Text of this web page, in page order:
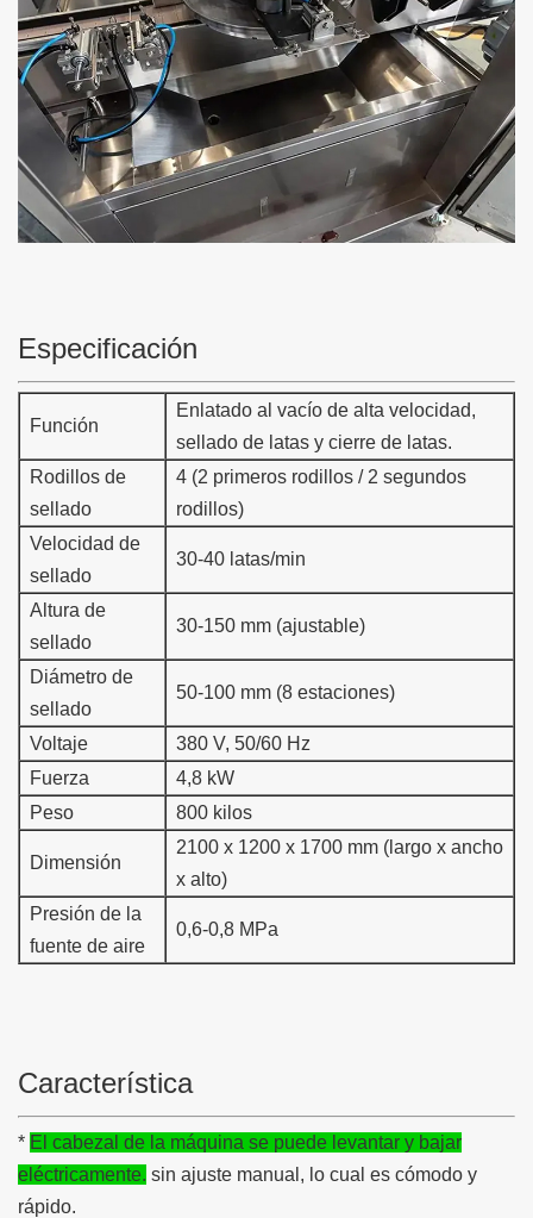
Especificación
Función
Enlatado al vacío de alta velocidad,
sellado de latas y cierre de latas.
Rodillos de
sellado
4 (2 primeros rodillos / 2 segundos
rodillos)
Velocidad de
sellado
30-40 latas/min
Altura de
sellado
30-150 mm (ajustable)
Diámetro de
sellado
50-100 mm (8 estaciones)
Voltaje
380 V, 50/60 Hz
Fuerza
4,8 kW
Peso
800 kilos
Dimensión
2100 x 1200 x 1700 mm (largo x ancho
x alto)
Presión de la
fuente de aire
0,6-0,8 MPa
Característica
* El cabezal de la máquina se puede levantar y bajar
eléctricamente. sin ajuste manual, lo cual es cómodo y
rápido.